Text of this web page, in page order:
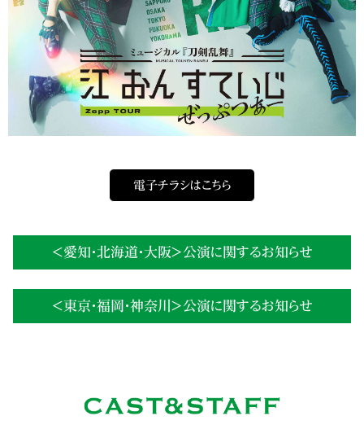
電子チラシはこちら
＜愛知・北海道・大阪＞公演に関するお知らせ
＜東京・福岡・神奈川＞公演に関するお知らせ